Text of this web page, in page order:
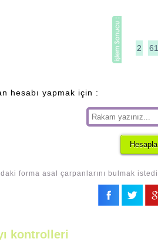
2 61
hesabı yapmak için :
forma asal çarpanlarını bulmak
kontrolleri